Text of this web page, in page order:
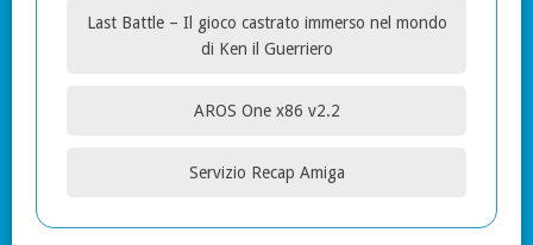
Last Battle – Il gioco castrato immerso nel mondo
di Ken il Guerriero
AROS One x86 v2.2
Servizio Recap Amiga